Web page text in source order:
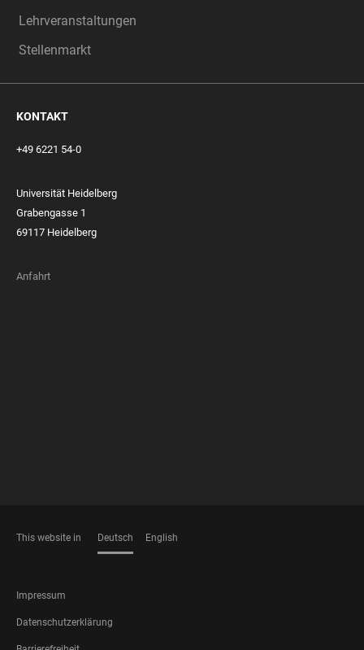
Lehrveranstaltungen
Stellenmarkt
KONTAKT
+49 6221 54-0
Universität Heidelberg
Grabengasse 1
69117 Heidelberg
Anfahrt
This website in Deutsch English
FOOTER
LEGAL
Impressum
Datenschutzerklärung